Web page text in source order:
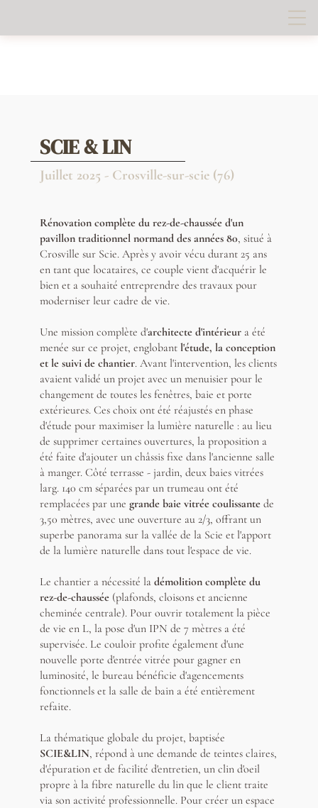
SCIE & LIN
Juillet 2025 - Crosville-sur-scie (76)
Rénovation complète du rez-de-chaussée d'un
pavillon traditionnel normand des années 80, situé à
Crosville sur Scie. Après y avoir vécu durant 25 ans
en tant que locataires, ce couple vient d'acquérir le
bien et a souhaité entreprendre des travaux pour
moderniser leur cadre de vie.
Une mission complète d'architecte d'intérieur a été
menée sur ce projet, englobant l'étude, la conception
et le suivi de chantier. Avant l'intervention, les clients
avaient validé un projet avec un menuisier pour le
changement de toutes les fenêtres, baie et porte
extérieures. Ces choix ont été réajustés en phase
d'étude pour maximiser la lumière naturelle : au lieu
de supprimer certaines ouvertures, la proposition a
été faite d'ajouter un châssis fixe dans l'ancienne salle
à manger. Côté terrasse - jardin, deux baies vitrées
larg. 140 cm séparées par un trumeau ont été
remplacées par une grande baie vitrée coulissante de
3,50 mètres, avec une ouverture au 2/3, offrant un
superbe panorama sur la vallée de la Scie et l'apport
de la lumière naturelle dans tout l'espace de vie.
Le chantier a nécessité la démolition complète du
rez-de-chaussée (plafonds, cloisons et ancienne
cheminée centrale). Pour ouvrir totalement la pièce
de vie en L, la pose d'un IPN de 7 mètres a été
supervisée. Le couloir profite également d'une
nouvelle porte d'entrée vitrée pour gagner en
luminosité, le bureau bénéficie d'agencements
fonctionnels et la salle de bain a été entièrement
refaite.
La thématique globale du projet, baptisée
SCIE&LIN, répond à une demande de teintes claires,
d'épuration et de facilité d'entretien, un clin d'oeil
propre à la fibre naturelle du lin que le client traite
via son activité professionnelle. Pour créer un espace